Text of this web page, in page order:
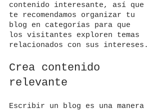
contenido interesante, así que
te recomendamos organizar tu
blog en categorías para que
los visitantes exploren temas
relacionados con sus intereses.
Crea contenido
relevante
Escribir un blog es una manera